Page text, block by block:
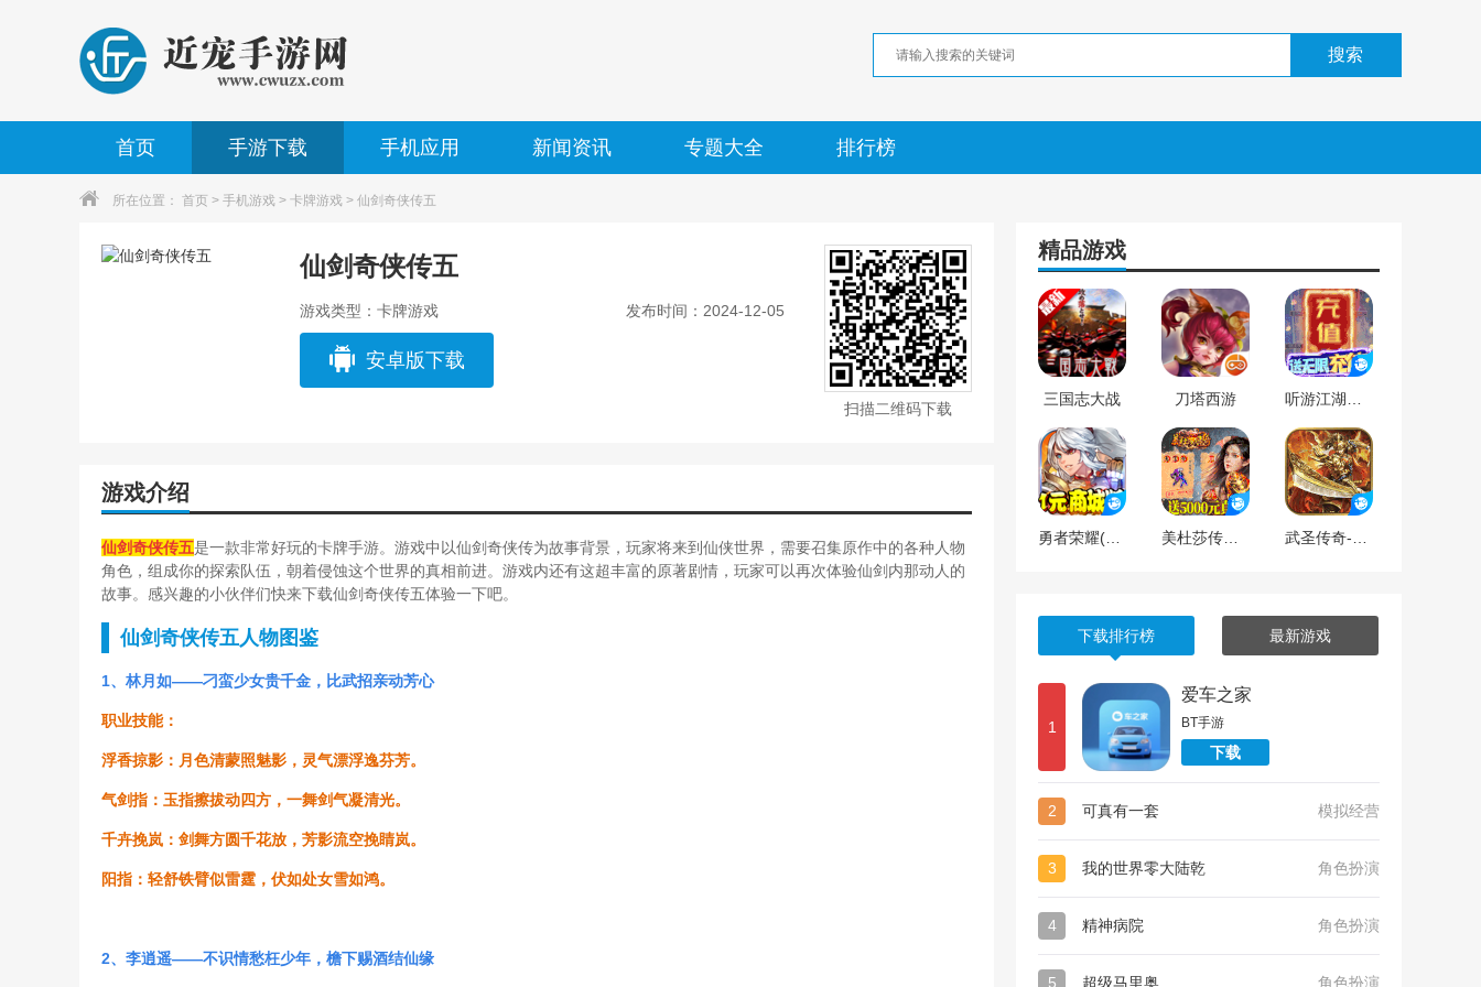
首页 手游下载 手机应用 新闻资讯 专题大全 排行榜
所在位置： 首页 > 手机游戏 > 卡牌游戏 > 仙剑奇侠传五
仙剑奇侠传五
游戏类型：卡牌游戏 发布时间：2024-12-05
安卓版下载
扫描二维码下载
游戏介绍
仙剑奇侠传五是一款非常好玩的卡牌手游。游戏中以仙剑奇侠传为故事背景，玩家将来到仙侠世界，需要召集原作中的各种人物
角色，组成你的探索队伍，朝着侵蚀这个世界的真相前进。游戏内还有这超丰富的原著剧情，玩家可以再次体验仙剑内那动人的
故事。感兴趣的小伙伴们快来下载仙剑奇侠传五体验一下吧。
仙剑奇侠传五人物图鉴
1、林月如——刁蛮少女贵千金，比武招亲动芳心
职业技能：
浮香掠影：月色清蒙照魅影，灵气漂浮逸芬芳。
气剑指：玉指擦拔动四方，一舞剑气凝清光。
千卉挽岚：剑舞方圆千花放，芳影流空挽睛岚。
阳指：轻舒铁臂似雷霆，伏如处女雪如鸿。
2、李逍遥——不识情愁枉少年，檐下赐酒结仙缘
精品游戏
三国志大战 刀塔西游
下载排行榜 最新游戏
1
爱车之家
BT手游
下载
2 可真有一套 模拟经营
3 我的世界零大陆乾 角色扮演
4 精神病院 角色扮演
5 超级马里奥 角色扮演